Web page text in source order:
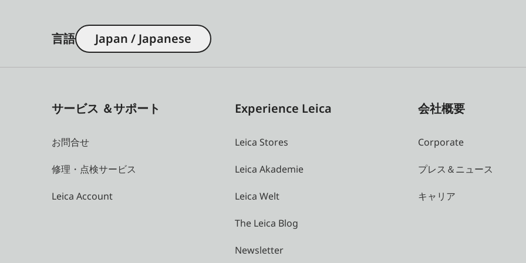
言語 Japan / Japanese
サービス ＆サポート
お問合せ
修理・点検サービス
Leica Account
Experience Leica
Leica Stores
Leica Akademie
Leica Welt
The Leica Blog
Newsletter
会社概要
Corporate
プレス＆ニュース
キャリア